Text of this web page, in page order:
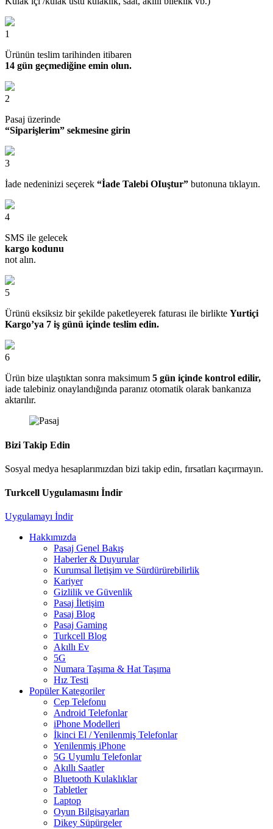
1
Ürünün teslim tarihinden itibaren
14 gün geçmediğine emin olun.
2
Pasaj üzerinde
“Siparişlerim” sekmesine girin
3
İade nedeninizi seçerek “İade Talebi OIuştur” butonuna tıklayın.
4
SMS ile gelecek
kargo kodunu
not alın.
5
Ürünü eksiksiz bir şekilde paketleyerek faturası ile birlikte Yurtiçi
Kargo’ya 7 iş günü içinde teslim edin.
6
Ürün bize ulaştıktan sonra maksimum 5 gün içinde kontrol edilir,
iade talebiniz onaylandığında paranız otomatik olarak bankanıza
aktarılır.
Bizi Takip Edin
Sosyal medya hesaplarımızdan bizi takip edin, fırsatları kaçırmayın.
Turkcell Uygulamasını İndir
Uygulamayı İndir
Hakkımızda
Pasaj Genel Bakış
Haberler & Duyurular
Kurumsal İletişim ve Sürdürürebilirlik
Kariyer
Gizlilik ve Güvenlik
Pasaj İletişim
Pasaj Blog
Pasaj Gaming
Turkcell Blog
Akıllı Ev
5G
Numara Taşıma & Hat Taşıma
Hız Testi
Popüler Kategoriler
Cep Telefonu
Android Telefonlar
iPhone Modelleri
İkinci El / Yenilenmiş Telefonlar
Yenilenmiş iPhone
5G Uyumlu Telefonlar
Akıllı Saatler
Bluetooth Kulaklıklar
Tabletler
Laptop
Oyun Bilgisayarları
Dikey Süpürgeler